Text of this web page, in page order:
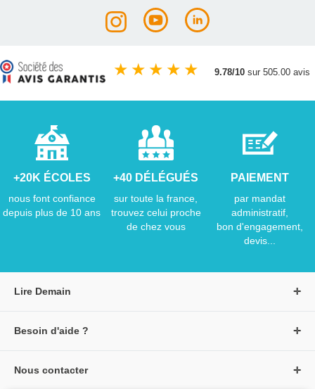
★ ★ ★ ★ ★ 9.78/10 sur 505.00 avis
+20K ÉCOLES
nous font confiance
depuis plus de 10 ans
+40 DÉLÉGUÉS
sur toute la france,
trouvez celui proche
de chez vous
PAIEMENT
par mandat
administratif,
bon d'engagement,
devis...
Lire Demain
Besoin d'aide ?
Nous contacter